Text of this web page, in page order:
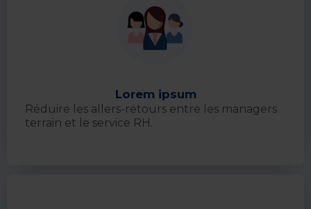
Lorem ipsum
Réduire les allers-retours entre les managers
terrain et le service RH.